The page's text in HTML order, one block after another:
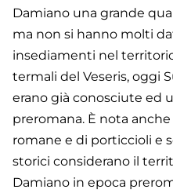
Damiano una grande
ma non si hanno molti
insediamenti nel
termali del Veseris, oggi
erano già conosciute ed
preromana. È nota
romane e di porticcioli e
storici considerano il
Damiano in epoca